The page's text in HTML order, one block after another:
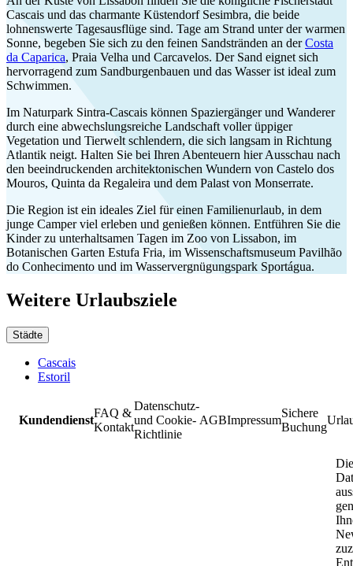
Cascais und das charmante Küstendorf Sesimbra, die beide
lohnenswerte Tagesausflüge sind. Tage am Strand unter der warmen
Sonne, begeben Sie sich zu den feinen Sandstränden an derCosta
da Caparica, Praia Velha und Carcavelos. Der Sand eignet sich
hervorragend zum Sandburgenbauen und das Wasser ist ideal zum
Schwimmen.
Im Naturpark Sintra-Cascais können Spaziergänger und Wanderer
durch eine abwechslungsreiche Landschaft voller üppiger
Vegetation und Tierwelt schlendern, die sich langsam in Richtung
Atlantik neigt. Halten Sie bei Ihren Abenteuern hier Ausschau nach
den beeindruckenden architektonischen Wundern von Castelo dos
Mouros, Quinta da Regaleira und dem Palast von Monserrate.
Die Region ist ein ideales Ziel für einen Familienurlaub, in dem
junge Camper viel erleben und genießen können. Entführen Sie die
Kinder zu unterhaltsamen Tagen im Zoo von Lissabon, im
Botanischen Garten Estufa Fria, im Wissenschaftsmuseum Pavilhão
do Conhecimento und im Wasservergnügungspark Sportágua.
Weitere Urlaubsziele
Städte
Cascais
Estoril
Kundendienst
FAQ &
Kontakt
Datenschutz-
und Cookie-
Richtlinie
AGBImpressum
Sichere
Buchung